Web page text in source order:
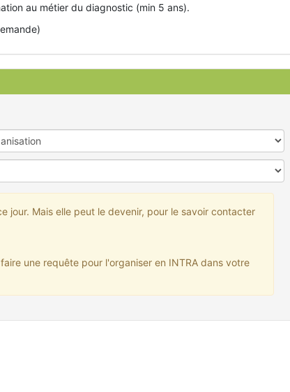
au métier du diagnostic (min 5 ans).
jour. Mais elle peut le devenir, pour le savoir contacter
une requête pour l'organiser en INTRA dans votre